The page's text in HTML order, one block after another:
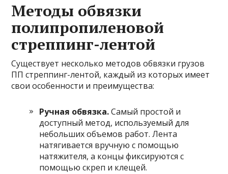
Методы обвязки
полипропиленовой
стреппинг-лентой
Существует несколько методов обвязки грузов
ПП стреппинг-лентой, каждый из которых имеет
свои особенности и преимущества:
Ручная обвязка.Самый простой и
доступный метод, используемый для
небольших объемов работ. Лента
натягивается вручную с помощью
натяжителя, а концы фиксируются с
помощью скреп и клещей.